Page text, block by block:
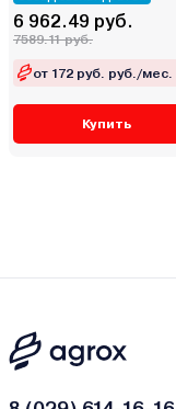
6 962.49 руб.
7589.11 руб.
от 172 руб. руб./мес.
Купить